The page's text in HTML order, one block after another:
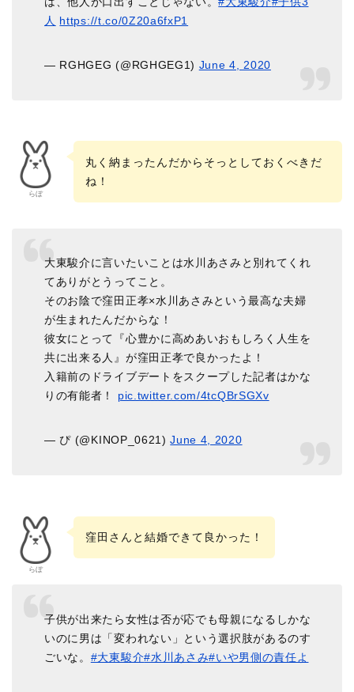
人
https://t.co/0Z20a6fxP1
— RGHGEG (@RGHGEG1) June 4, 2020
らぼ
丸く納まったんだからそっとしておくべきだ
ね！
大東駿介に言いたいことは水川あさみと別れてくれ
てありがとうってこと。
そのお陰で窪田正孝×水川あさみという最高な夫婦
が生まれたんだからな！
彼女にとって『心豊かに高めあいおもしろく人生を
共に出来る人』が窪田正孝で良かったよ！
入籍前のドライブデートをスクープした記者はかな
りの有能者！ pic.twitter.com/4tcQBrSGXv
— ぴ (@KINOP_0621)June 4, 2020
らぼ
窪田さんと結婚できて良かった！
子供が出来たら女性は否が応でも母親になるしかな
いのに男は「変われない」という選択肢があるのす
ごいな。 #大東駿介#水川あさみ#いや男側の責任よ